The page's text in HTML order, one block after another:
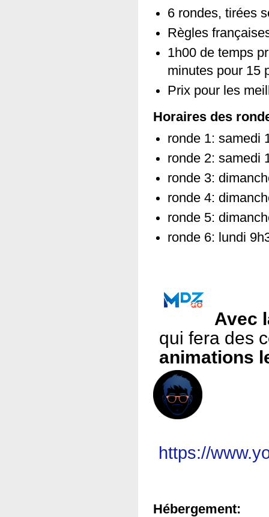
6 rondes, tirées
Règles
1h00 de temps
minutes pour 15
Prix pour les
Horaires des
ronde 1: samedi
ronde 2: samedi
ronde 3:
ronde 4:
ronde 5:
ronde 6: lundi
Avec
qui fera des c
animations
https://
Hébergement: